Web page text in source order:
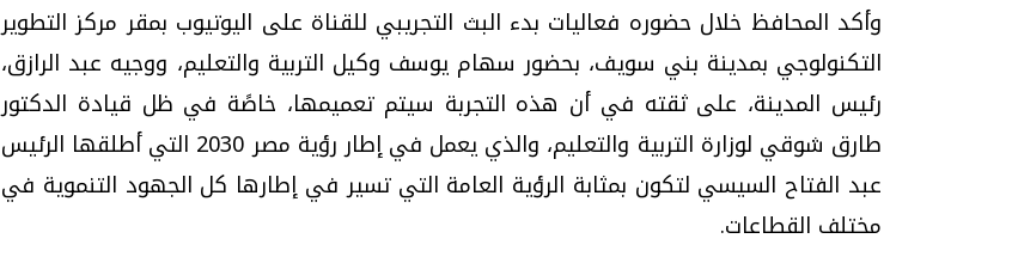
وأكد المحافظ خلال حضوره فعاليات بدء البث التجريبي للقناة على اليوتيوب بمقر مركز التطوير
التكنولوجي بمدينة بني سويف، بحضور سهام يوسف وكيل التربية والتعليم، ووجيه عبد الرازق،
رئيس المدينة، على ثقته في أن هذه التجربة سيتم تعميمها، خاصًة في ظل قيادة الدكتور
طارق شوقي لوزارة التربية والتعليم، والذي يعمل في إطار رؤية مصر 2030 التي أطلقها الرئيس
عبد الفتاح السيسي لتكون بمثابة الرؤية العامة التي تسير في إطارها كل الجهود التنموية في
مختلف القطاعات.